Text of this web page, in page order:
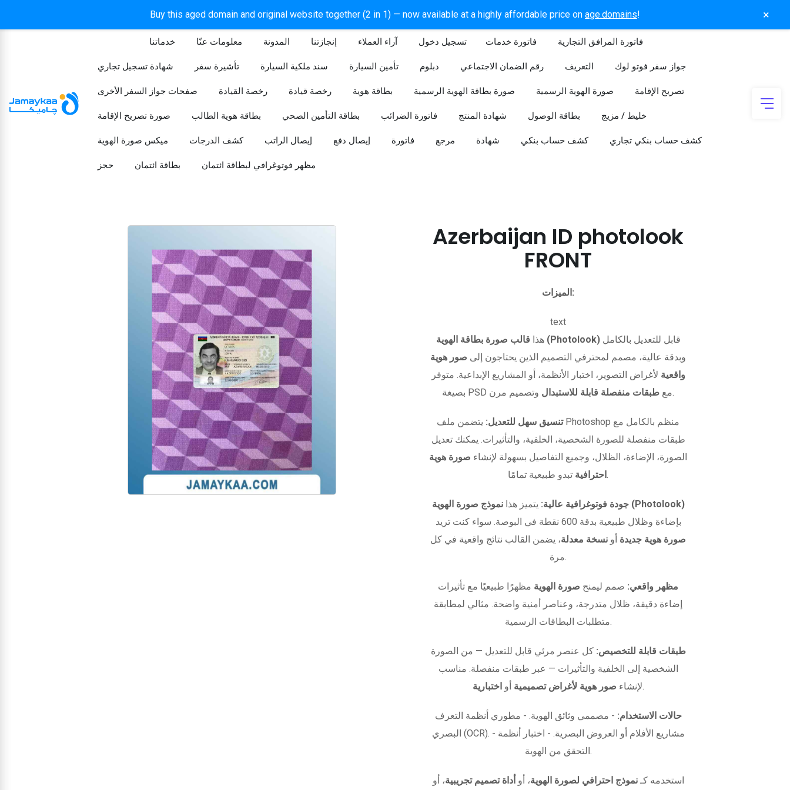
Buy this aged domain and original website together (2 in 1) — now available at a highly affordable price on age.domains! ×
خدماتنا معلومات عنّا المدونة إنجازتنا آراء العملاء تسجيل دخول​ فاتورة خدمات فاتورة المرافق التجارية
شهادة تسجيل تجاري تأشيرة سفر سند ملكية السيارة تأمين السيارة دبلوم رقم الضمان الاجتماعي التعريف جواز سفر فوتو لوك
صفحات جواز السفر الأخرى رخصة القيادة رخصة قيادة بطاقة هوية صورة بطاقة الهوية الرسمية صورة الهوية الرسمية تصريح الإقامة
صورة تصريح الإقامة بطاقة هوية الطالب بطاقة التأمين الصحي فاتورة الضرائب شهادة المنتج بطاقة الوصول خليط / مزيج
ميكس صورة الهوية كشف الدرجات إيصال الراتب إيصال دفع فاتورة مرجع شهادة كشف حساب بنكي كشف حساب بنكي تجاري
حجز بطاقة ائتمان مظهر فوتوغرافي لبطاقة ائتمان
Azerbaijan ID photolook
FRONT
الميزات:
text
هذاقالب صورة بطاقة الهوية (Photolook)قابل للتعديل بالكامل
وبدقة عالية، مصمم لمحترفي التصميم الذين يحتاجون إلى صور هوية
واقعية لأغراض التصوير، اختبار الأنظمة، أو المشاريع الإبداعية. متوفر
بصيغة PSD مع طبقات منفصلة قابلة للاستبدال وتصميم مرن.
تنسيق سهل للتعديل: يتضمن ملف Photoshop منظم بالكامل مع
طبقات منفصلة للصورة الشخصية، الخلفية، والتأثيرات. يمكنك تعديل
الصورة، الإضاءة، الظلال، وجميع التفاصيل بسهولة لإنشاء صورة هوية
احترافيةتبدو طبيعية تمامًا.
جودة فوتوغرافية عالية: يتميز هذا
نموذج صورة الهوية (Photolook)
بإضاءة وظلال طبيعية بدقة 600 نقطة في البوصة. سواء كنت تريد
صورة هوية جديدة أو نسخة معدلة، يضمن القالب نتائج واقعية في كل
مرة.
مظهر واقعي: صمم ليمنح صورة الهوية مظهرًا طبيعيًا مع تأثيرات
إضاءة دقيقة، ظلال متدرجة، وعناصر أمنية واضحة. مثالي لمطابقة
متطلبات البطاقات الرسمية.
طبقات قابلة للتخصيص: كل عنصر مرئي قابل للتعديل — من الصورة
الشخصية إلى الخلفية والتأثيرات — عبر طبقات منفصلة. مناسب
لإنشاء صور هوية لأغراض تصميمية أو اختبارية .
حالات الاستخدام: - مصممي وثائق الهوية. - مطوري أنظمة التعرف
البصري (OCR). - مشاريع الأفلام أو العروض البصرية. - اختبار أنظمة
التحقق من الهوية.
استخدمه كـنموذج احترافي لصورة الهوية، أو أداة تصميم تجريبية، أو